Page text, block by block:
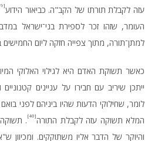
עזה לקבלת תורתו של הקב"ה. כביאור הידוע[39]
העומר, שזהו זכר לספירת בני־ישראל
למתן־תורה, מתוך צפייה חזקה ליום החמישים
כאשר תשוקת האדם היא לגילוי האלוקי
ייתכן שיריב עם חבירו על עניינים
לומר, שחילוקי הדעות שהיו ביניהם לפני
המלא תשוקה עזה לקבלת התורה[40]
.
והיוקר של הדבר אליו משתוקקים. ומכיוון